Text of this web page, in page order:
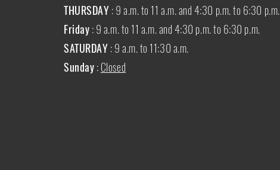
THURSDAY:9 a.m. to 11 a.m. and 4:30 p.m. to 6:30 p.m.
Friday: 9 a.m. to 11 a.m. and 4:30 p.m. to 6:30 p.m.
SATURDAY: 9 a.m. to 11:30 a.m.
Sunday:Closed